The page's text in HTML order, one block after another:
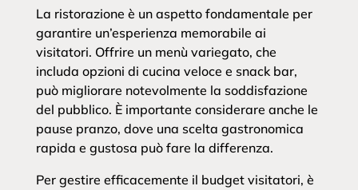
La ristorazione è un aspetto fondamentale per
garantire un’esperienza memorabile ai
visitatori. Offrire un menù variegato, che
includa opzioni di cucina veloce e snack bar,
può migliorare notevolmente la soddisfazione
del pubblico. È importante considerare anche le
pause pranzo, dove una scelta gastronomica
rapida e gustosa può fare la differenza.
Per gestire efficacemente il budget visitatori, è